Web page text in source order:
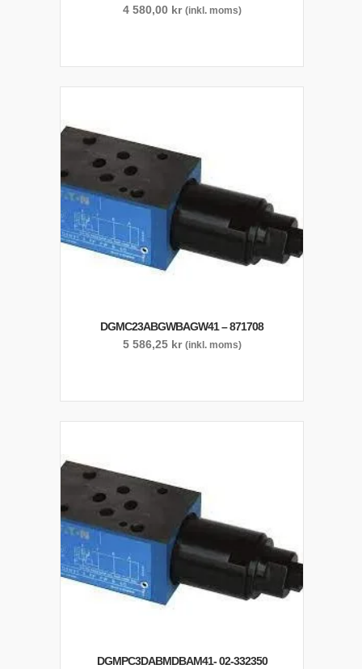
4 580,00 kr (inkl. moms)
DGMC23ABGWBAGW41 – 871708
5 586,25 kr (inkl. moms)
DGMPC3DABMDBAM41- 02-332350